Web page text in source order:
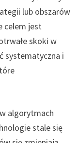
lub obszarów
celem jest
skoki w
systematyczna i
algorytmach
stale się